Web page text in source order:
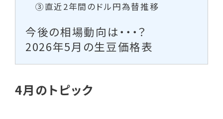
③直近2年間のドル円為替推移
今後の相場動向は・・・？
2026年5月の生豆価格表
4月のトピック